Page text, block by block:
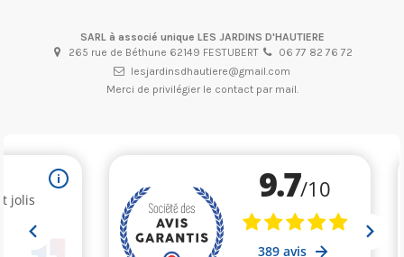
SARL à associé unique LES JARDINS D'HAUTIERE
265 rue de Béthune 62149 FESTUBERT
06 77 82 76 72
lesjardinsdhautiere@gmail.com
Merci de privilégier le contact par mail.